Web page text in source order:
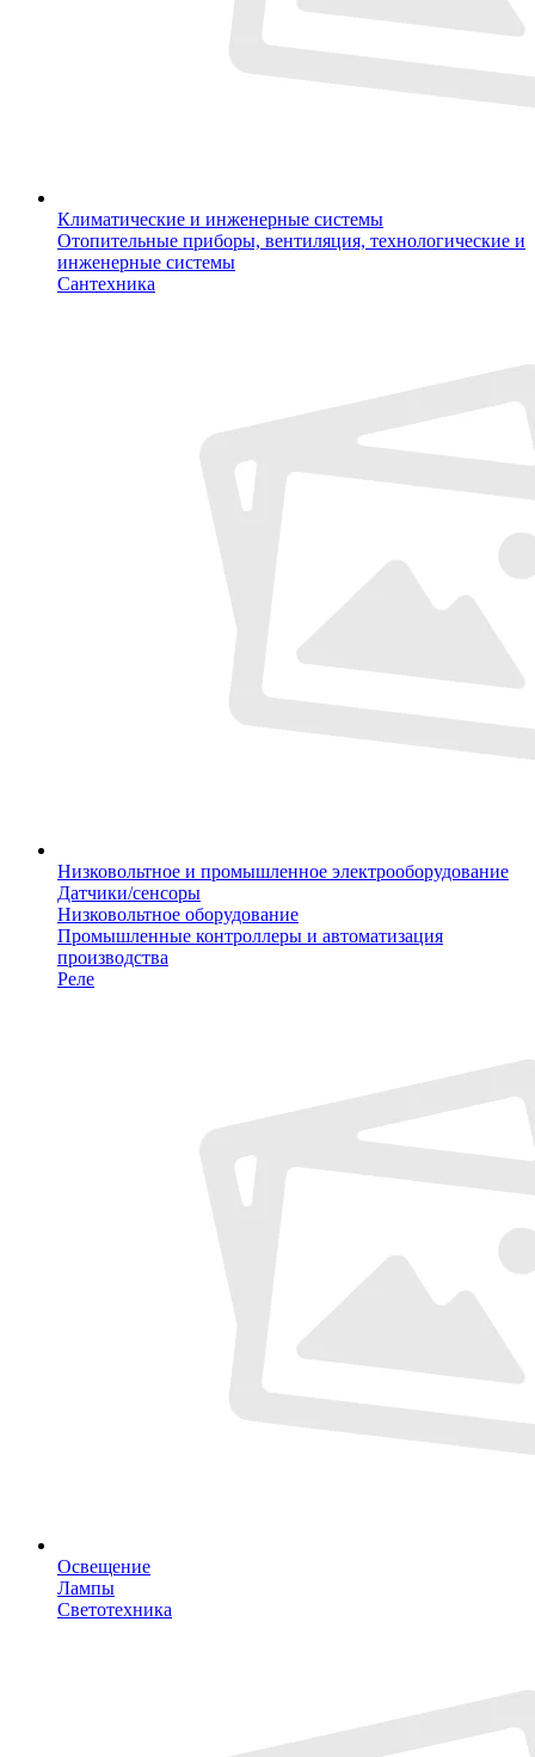
Климатические и инженерные системы
Отопительные приборы, вентиляция, технологические и
инженерные системы
Сантехника
Низковольтное и промышленное электрооборудование
Датчики/сенсоры
Низковольтное оборудование
Промышленные контроллеры и автоматизация
производства
Реле
Освещение
Лампы
Светотехника